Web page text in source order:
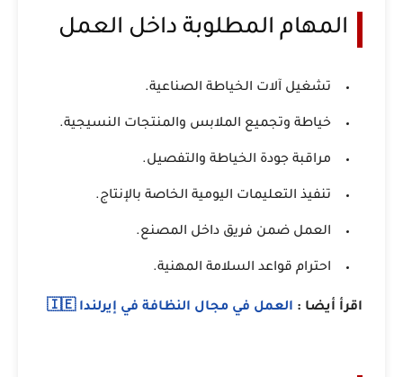
المهام المطلوبة داخل العمل
تشغيل آلات الخياطة الصناعية.
خياطة وتجميع الملابس والمنتجات النسيجية.
مراقبة جودة الخياطة والتفصيل.
تنفيذ التعليمات اليومية الخاصة بالإنتاج.
العمل ضمن فريق داخل المصنع.
احترام قواعد السلامة المهنية.
اقرأ أيضا : العمل في مجال النظافة في إيرلندا 🇮🇪